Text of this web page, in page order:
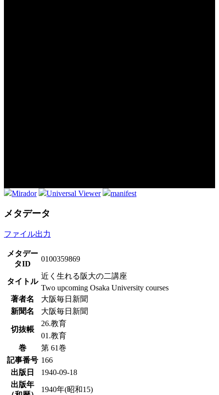
Mirador Universal Viewer manifest
メタデータ
ファイル出力
メタデー
タID
0100359869
タイトル
近く生れる阪大の二講座
Two upcoming Osaka University courses
著者名
大阪毎日新聞
新聞名
大阪毎日新聞
切抜帳
26.教育
01.教育
巻
第 61巻
記事番号 166
出版日
1940-09-18
出版年
1940年(昭和15)